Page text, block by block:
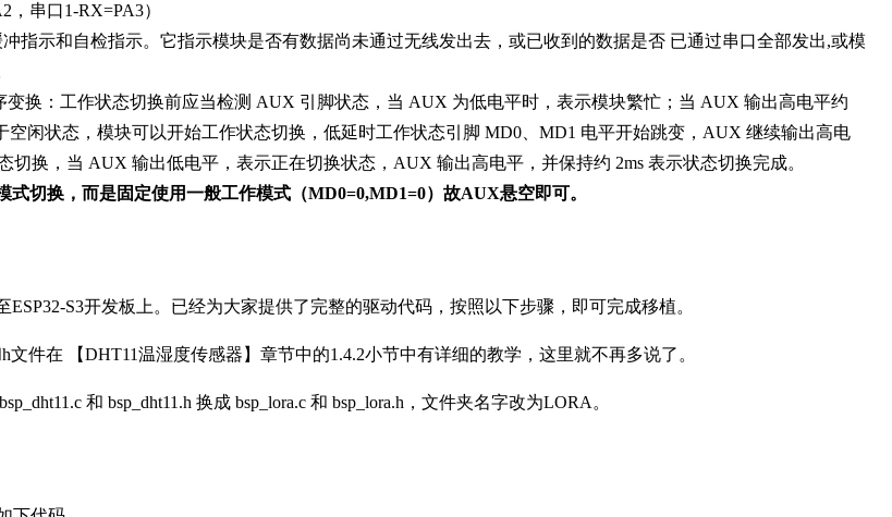
串口1-RX=PA3）
指示和自检指示。它指示模块是否有数据尚未通过无线发出去，或已收到的数据是否 已通过串口全部发出,或模
换：工作状态切换前应当检测 AUX 引脚状态，当 AUX 为低电平时，表示模块繁忙；当 AUX 输出高电平约
空闲状态，模块可以开始工作状态切换，低延时工作状态引脚 MD0、MD1 电平开始跳变，AUX 继续输出高电
切换，当 AUX 输出低电平，表示正在切换状态，AUX 输出高电平，并保持约 2ms 表示状态切换完成。
式切换，而是固定使用一般工作模式（MD0=0,MD1=0）故AUX悬空即可。
S3开发板上。已经为大家提供了完整的驱动代码，按照以下步骤，即可完成移植。
文件在 【DHT11温湿度传感器】章节中的1.4.2小节中有详细的教学，这里就不再多说了。
和 bsp_dht11.h 换成 bsp_lora.c 和 bsp_lora.h，文件夹名字改为LORA。